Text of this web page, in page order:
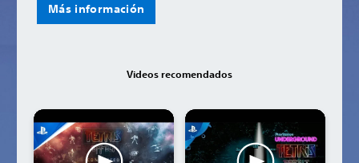
Más información
Videos recomendados